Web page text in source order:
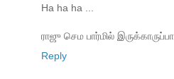
Ha ha ha ...
ராஜு செம பார்மில் இருக்காருப்பா
Reply